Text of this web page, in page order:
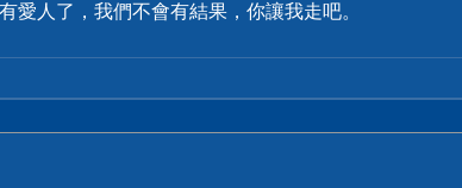
愛人了，我們不會有結果，你讓我走吧。